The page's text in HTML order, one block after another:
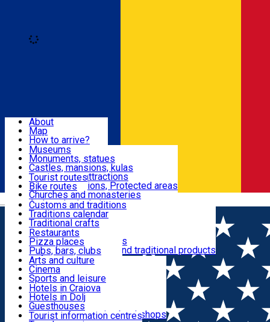
Română
Attractions
Routes
Customs, Traditions
Food & Drinks
Leisure & Fun
Accommodation
Useful
About
Map
How to arrive?
Recommendations
Tourist attractions
News
Museums
Monuments, statues
Castles, mansions, kulas
Architectural attractions
Natural attractions, Protected areas
Churches and monasteries
Archaeological sites
Parks and gardens
Tourist routes
Bike routes
Customs and traditions
Traditions calendar
Traditional crafts
Traditional cuisine
Wineries and vineyards
Local manufacturers and traditional products
Restaurants
Pizza places
Pubs, bars, clubs
Cafes and teahouses
Sweets and ice cream
Fast-food
Arts and culture
Cinema
Sports and leisure
Horse riding
Swimming pools
Zoo
Shopping, souvenirs, bookshops
Hotels in Craiova
Hotels in Dolj
Guesthouses
Villas
Tourist information centres